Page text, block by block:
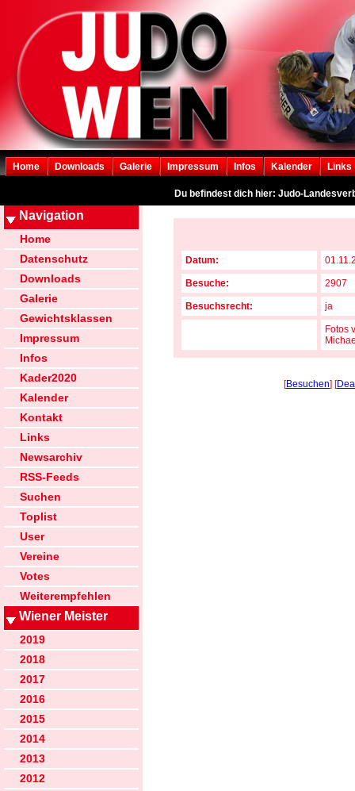
Home Downloads Galerie Impressum Infos Kalender Links
Du befindest dich hier: Judo-
Navigation
Home
Datenschutz
Downloads
Galerie
Gewichtsklassen
Impressum
Infos
Kader2020
Kalender
Kontakt
Links
Newsarchiv
RSS-Feeds
Suchen
Toplist
User
Vereine
Votes
Weiterempfehlen
Wiener Meister
2019
2018
2017
2016
2015
2014
2013
2012
Datum:
Besuche: 2907
Besuchsrecht: ja
Fotos
[Besuchen] [